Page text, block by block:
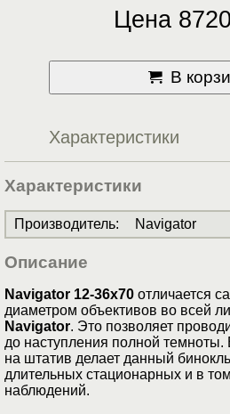
Цена
В
Характеристики
Характеристики
Производитель: Navigator
Описание
Navigator 12-36x70 отличается
диаметром объективов во всей
Navigator. Это позволяет
до наступления полной темноты.
на штатив делает данный
длительных стационарных и в
наблюдений.